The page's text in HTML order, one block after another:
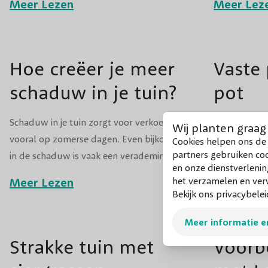
Wij planten
Cookies helpen ons
partners gebruiken
en onze
het verzamelen en
Bekijk ons
Meer informatie
biedt talloze creatieve mogelijkheden. Of
wilt creëren—met gras kun je werkelijk
alle kanten op.
Meer Lezen
een paar
Meer
Hoe creëer je meer
schaduw in je tuin?
Schaduw in je tuin zorgt voor verkoeling,
vooral op zomerse dagen. Even bijkomen
in de schaduw is vaak een verademing.
Hier vind je tips om natuurlijke schaduw
in je tuin te creëren! Lees gauw verder.
Meer Lezen
pot
Met planten
balkon of
vind je een
vaste
groeien!
Meer
Strakke tuin met